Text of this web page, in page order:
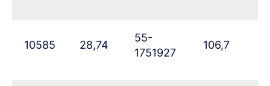
10585 28,74
55-
1751927
106,7